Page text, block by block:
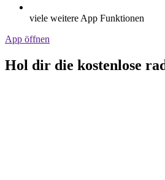
viele weitere App Funktionen
App öffnen
Hol dir die kostenlose